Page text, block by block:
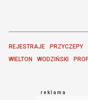
REJESTRAJE PRZYCZEPY
WIELTON
WODZIŃSKI